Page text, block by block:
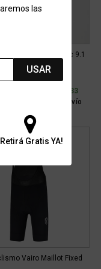
las
USAR
Gratis YA!
Vairo Carbon Ionic 9.1
sin interés de $42.333
Stock para envío
Vairo Maillot Fixed